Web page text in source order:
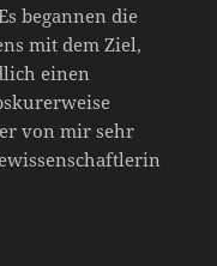
begannen die
mit dem Ziel,
einen
von mir sehr